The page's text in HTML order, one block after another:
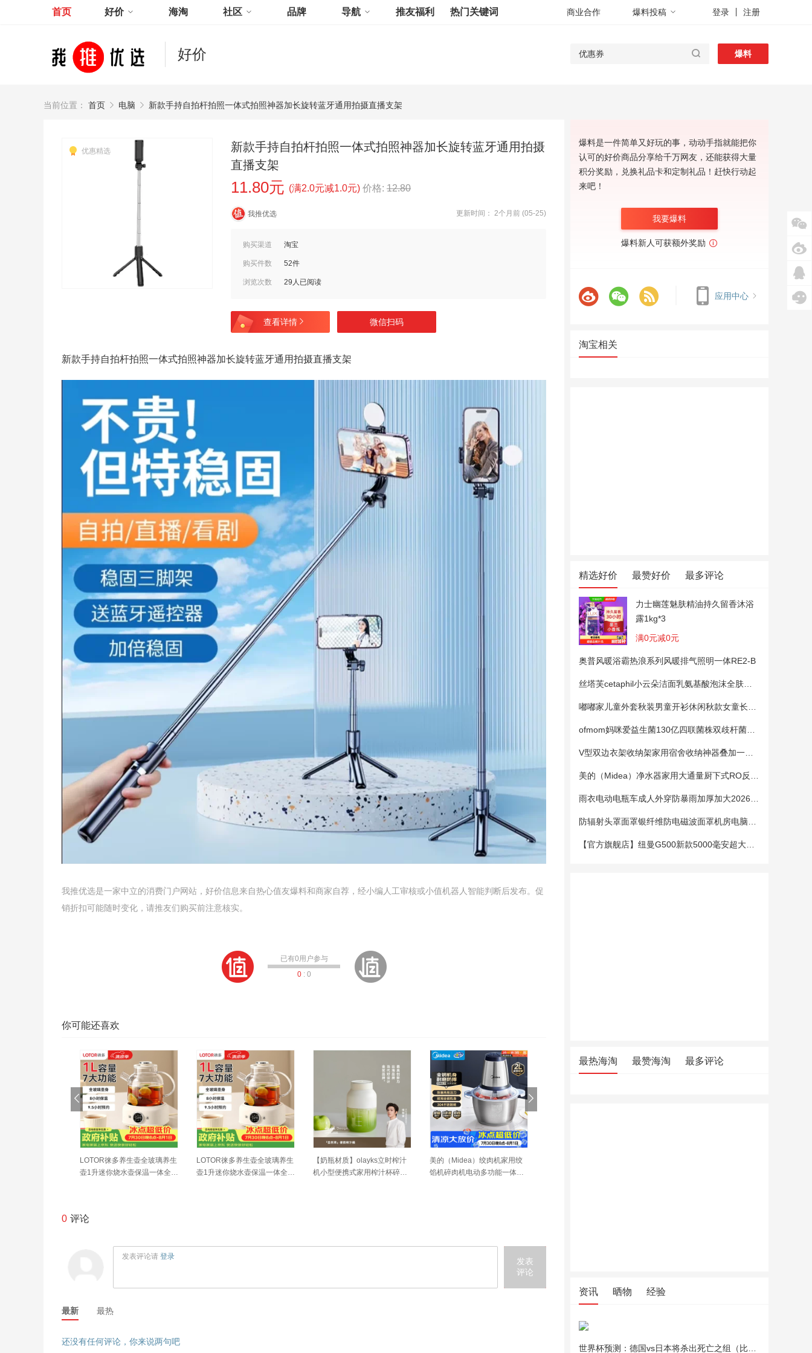
首页 好价 海淘 社区 品牌 导航 推友福利 热门关键词 商业合作 爆料投稿 登录 注册
好价 爆料
当前位置： 首页 电脑 新款手持自拍杆拍照一体式拍照神器加长旋转蓝牙通用拍摄直播支架
优惠精选
新款手持自拍杆拍照一体式拍照神器加长旋转蓝牙通用拍摄
直播支架
11.80元 (满2.0元减1.0元) 价格: 12.80
我推优选 更新时间： 2个月前 (05-25)
购买渠道 淘宝
购买件数 52件
浏览次数 29人已阅读
查看详情 微信扫码
新款手持自拍杆拍照一体式拍照神器加长旋转蓝牙通用拍摄直播支架
我推优选是一家中立的消费门户网站，好价信息来自热心值友爆料和商家自荐，经小编人工审核或小值机器人智能判断后发布。促
销折扣可能随时变化，请推友们购买前注意核实。
已有0用户参与
0: 0
你可能还喜欢
LOTOR徕多养生壶全玻璃养生
壶1升迷你烧水壶保温一体全自
LOTOR徕多养生壶全玻璃养生
壶1升迷你烧水壶保温一体全自
【奶瓶材质】olayks立时榨汁
机小型便携式家用榨汁杯碎冰
美的（Midea）绞肉机家用绞
馅机碎肉机电动多功能一体料
0 评论
发表评论请 登录
发表
评论
最新 最热
还没有任何评论，你来说两句吧
爆料是一件简单又好玩的事，动动手指就能把你
认可的好价商品分享给千万网友，还能获得大量
积分奖励，兑换礼品卡和定制礼品！赶快行动起
来吧！
我要爆料
爆料新人可获额外奖励
应用中心
淘宝相关
精选好价 最赞好价 最多评论
力士幽莲魅肤精油持久留香沐浴
露1kg*3
满0元减0元
奥普风暖浴霸热浪系列风暖排气照明一体RE2-B
最热海淘 最赞海淘 最多评论
资讯 晒物 经验